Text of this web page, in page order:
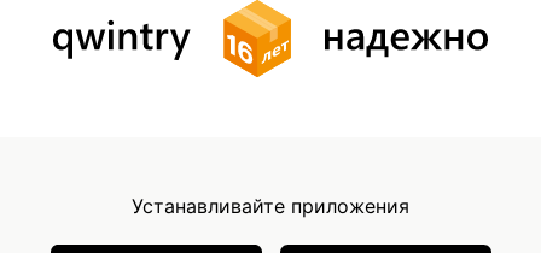
Устанавливайте приложения